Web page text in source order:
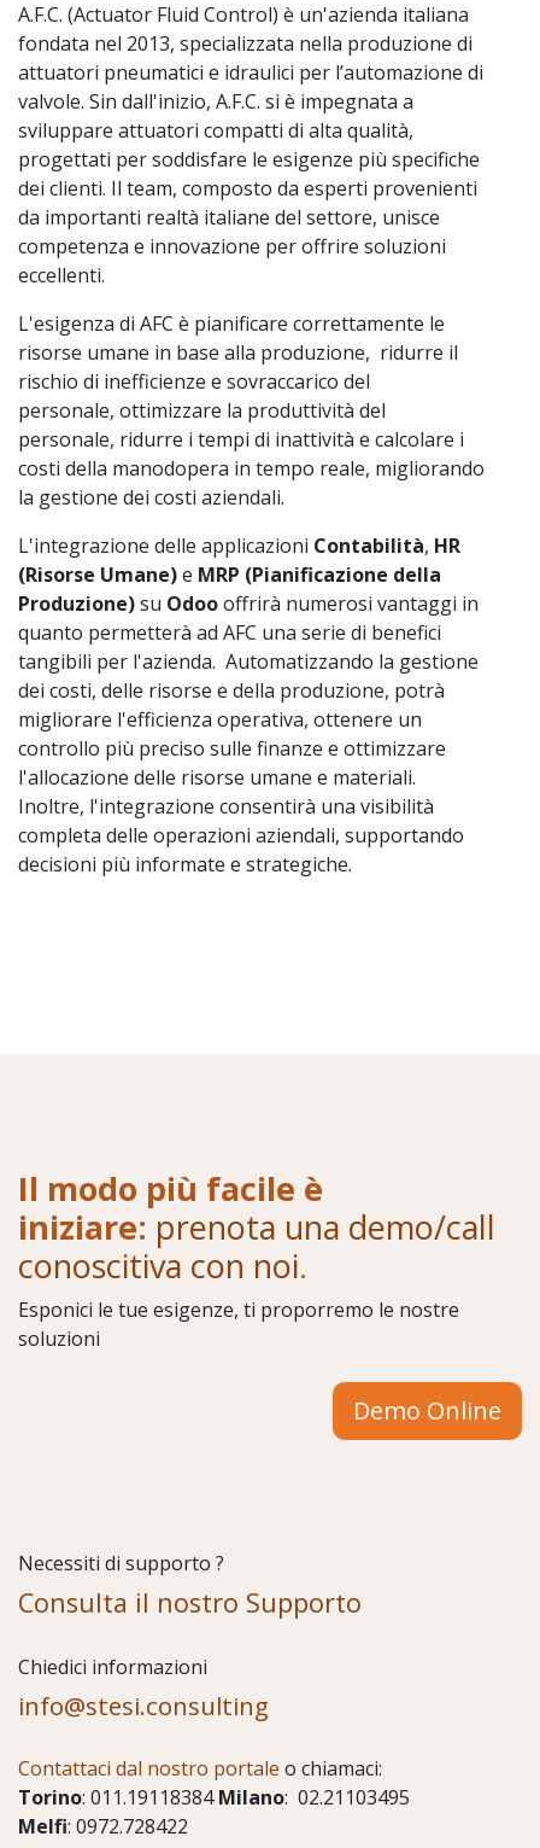
A.F.C. (Actuator Fluid Control) è un'azienda italiana
fondata nel 2013, specializzata nella produzione di
attuatori pneumatici e idraulici per l’automazione di
valvole. Sin dall'inizio, A.F.C. si è impegnata a
sviluppare attuatori compatti di alta qualità,
progettati per soddisfare le esigenze più specifiche
dei clienti. Il team, composto da esperti provenienti
da importanti realtà italiane del settore, unisce
competenza e innovazione per offrire soluzioni
eccellenti.
L'esigenza di AFC è pianificare correttamente le
risorse umane in base alla produzione, ridurre il
rischio di inefficienze e sovraccarico del
personale, ottimizzare la produttività del
personale, ridurre i tempi di inattività e calcolare i
costi della manodopera in tempo reale, migliorando
la gestione dei costi aziendali.
L'integrazione delle applicazioni Contabilità, HR
(Risorse Umane)e MRP (Pianificazione della
Produzione)su Odoooffrirà numerosi vantaggi in
quanto permetterà ad AFC una serie di benefici
tangibili per l'azienda. Automatizzando la gestione
dei costi, delle risorse e della produzione, potrà
migliorare l'efficienza operativa, ottenere un
controllo più preciso sulle finanze e ottimizzare
l'allocazione delle risorse umane e materiali.
Inoltre, l'integrazione consentirà una visibilità
completa delle operazioni aziendali, supportando
decisioni più informate e strategiche.
Il modo più facile è
iniziare: prenota una demo/call
conoscitiva con noi.
Esponici le tue esigenze, ti proporremo le nostre
soluzioni
Demo Online
Necessiti di supporto ?
Consulta il nostro Supporto
Chiedici informazioni
info@stesi.consulting
Contattaci dal nostro portale o chiamaci:
Torino: 011.19118384Milano: 02.21103495
Melfi: 0972.728422